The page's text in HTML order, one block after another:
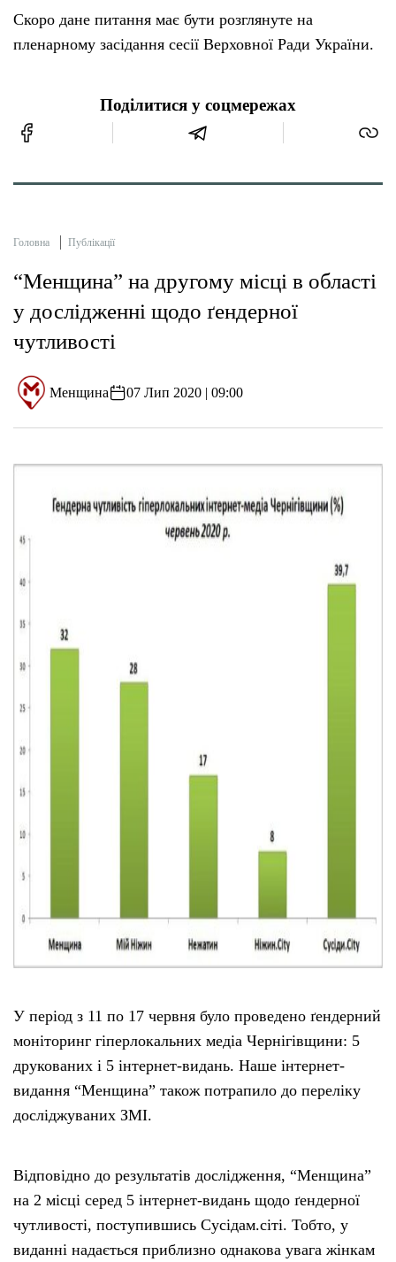
Скоро дане питання має бути розглянуте на
пленарному засідання сесії Верховної Ради України.
Поділитися у соцмережах
Головна Публікації
“Менщина” на другому місці в області
у дослідженні щодо ґендерної
чутливості
Менщина 07 Лип 2020 | 09:00
У період з 11 по 17 червня було проведено ґендерний
моніторинг гіперлокальних медіа Чернігівщини: 5
друкованих і 5 інтернет-видань. Наше інтернет-
видання “Менщина” також потрапило до переліку
досліджуваних ЗМІ.
Відповідно до результатів дослідження, “Менщина”
на 2 місці серед 5 інтернет-видань щодо ґендерної
чутливості, поступившись Сусідам.сіті. Тобто, у
виданні надається приблизно однакова увага жінкам